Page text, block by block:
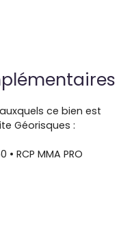
ce bien est
Géorisques :
RCP MMA PRO